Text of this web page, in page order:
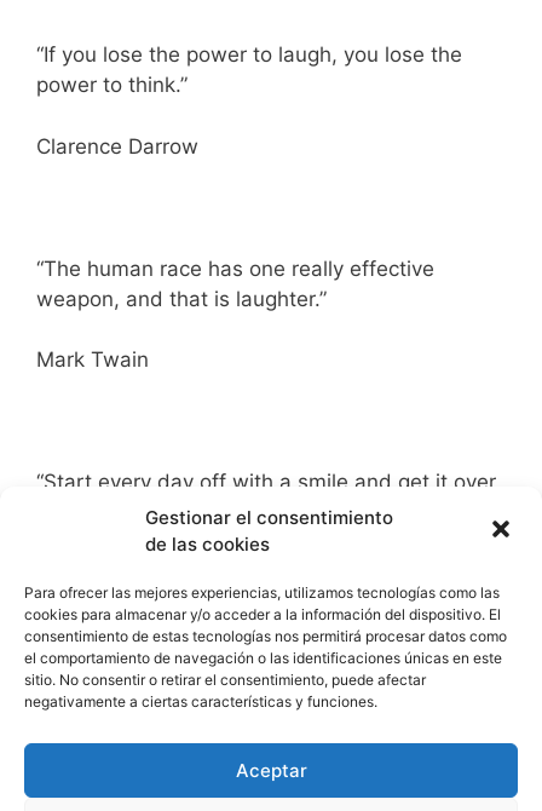
Gestionar el consentimiento
de las cookies
Para ofrecer las mejores experiencias, utilizamos tecnologías como las
cookies para almacenar y/o acceder a la información del dispositivo. El
consentimiento de estas tecnologías nos permitirá procesar datos como
el comportamiento de navegación o las identificaciones únicas en este
sitio. No consentir o retirar el consentimiento, puede afectar
negativamente a ciertas características y funciones.
Aceptar
“If you lose the power to laugh, you lose the
power to think.”
Clarence Darrow
“The human race has one really effective
weapon, and that is laughter.”
Mark Twain
“Start every day off with a smile and get it over
“You can pretend to be serious; you can’t